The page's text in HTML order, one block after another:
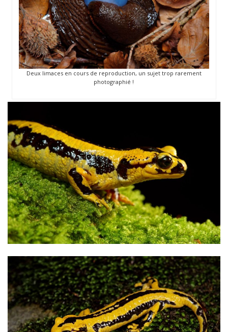
Deux limaces en cours de reproduction, un sujet trop rarement
photographié !